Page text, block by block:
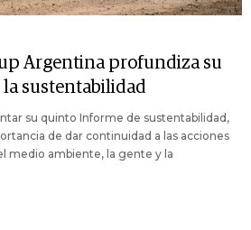
Argentina profundiza su
sustentabilidad
su quinto Informe de sustentabilidad,
de dar continuidad a las acciones
medio ambiente, la gente y la